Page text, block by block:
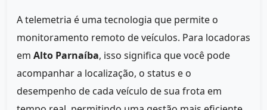
A telemetria é uma tecnologia que permite o
monitoramento remoto de veículos. Para locadoras
em Alto Parnaíba, isso significa que você pode
acompanhar a localização, o status e o
desempenho de cada veículo de sua frota em